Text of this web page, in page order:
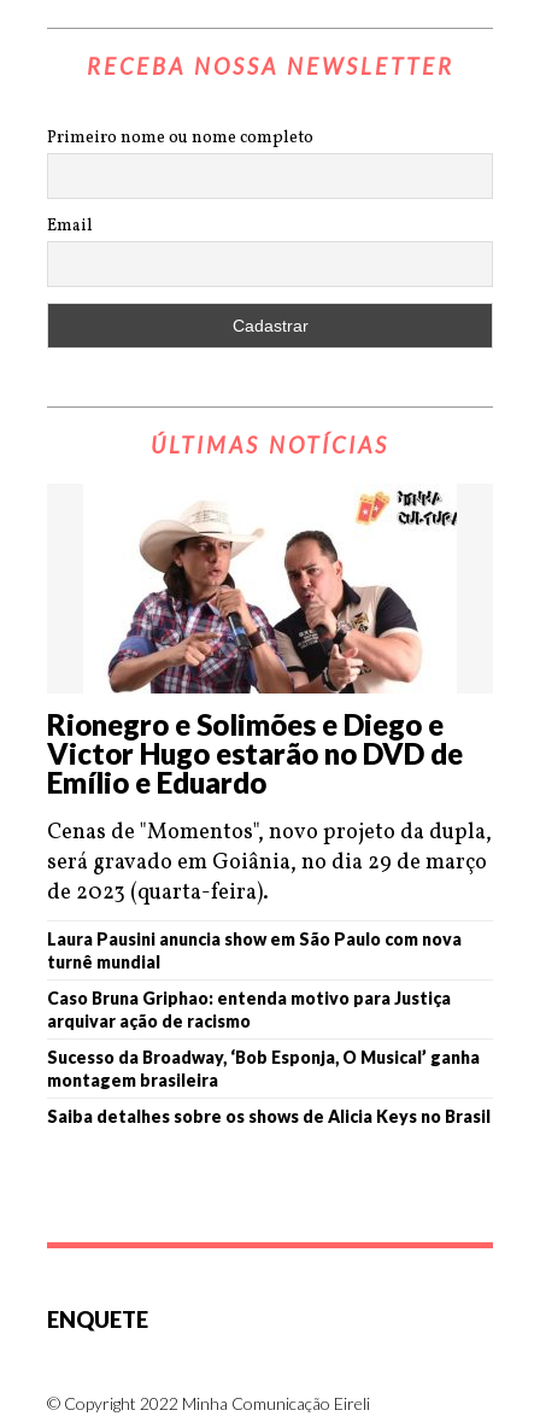
RECEBA NOSSA NEWSLETTER
Primeiro nome ou nome completo
Email
ÚLTIMAS NOTÍCIAS
Rionegro e Solimões e Diego e
Victor Hugo estarão no DVD de
Emílio e Eduardo
Cenas de "Momentos", novo projeto da dupla,
será gravado em Goiânia, no dia 29 de março
de 2023 (quarta-feira).
Laura Pausini anuncia show em São Paulo com nova
turnê mundial
Caso Bruna Griphao: entenda motivo para Justiça
arquivar ação de racismo
Sucesso da Broadway, ‘Bob Esponja, O Musical’ ganha
montagem brasileira
Saiba detalhes sobre os shows de Alicia Keys no Brasil
ENQUETE
© Copyright 2022 Minha Comunicação Eireli